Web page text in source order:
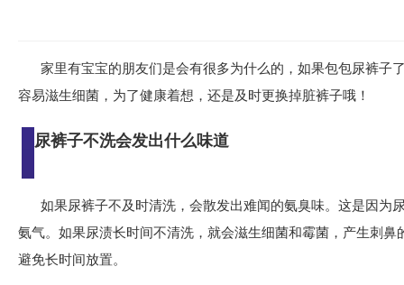
家里有宝宝的朋友们是会有很多为什么的，如果包包尿裤子
容易滋生细菌，为了健康着想，还是及时更换掉脏裤子哦！
尿裤子不洗会发出什么味道
如果尿裤子不及时清洗，会散发出难闻的氨臭味。这是因为
氨气。如果尿渍长时间不清洗，就会滋生细菌和霉菌，产生刺
避免长时间放置。